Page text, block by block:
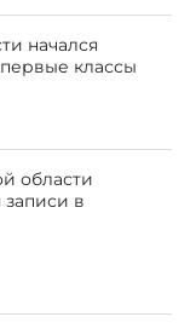
начался
классы
области
записи в